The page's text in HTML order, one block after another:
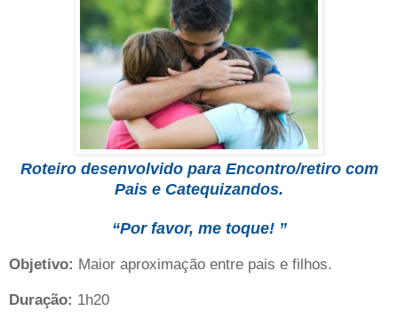
Roteiro desenvolvido para Encontro/retiro com
Pais e Catequizandos.
“Por favor, me toque! ”
Objetivo: Maior aproximação entre pais e filhos.
Duração: 1h20